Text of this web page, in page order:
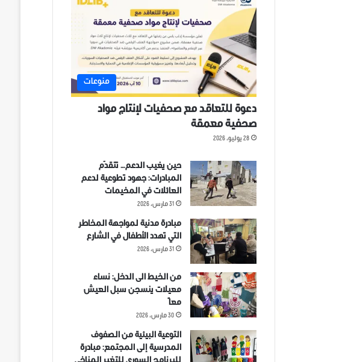
منوعات
دعوة للتعاقد مع صحفيات لإنتاج مواد
صحفية معمقة
28 يوليو، 2026
حين يغيب الدعم… تتقدّم
المبادرات: جهود تطوعية لدعم
العائلات في المخيمات
31 مارس، 2026
مبادرة مدنية لمواجهة المخاطر
التي تهدد الأطفال في الشارع
31 مارس، 2026
من الخيط الى الدخل: نساء
معيلات ينسجن سبل العيش
معاً
30 مارس، 2026
التوعية البيئية من الصفوف
المدرسية إلى المجتمع: مبادرة